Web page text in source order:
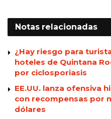
Notas relacionadas
¿Hay riesgo para
hoteles de Quintana
por ciclosporiasis
EE.UU. lanza ofensiva
con recompensas por
dólares